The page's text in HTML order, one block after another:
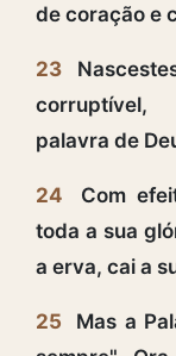
de coração e
23
corruptível,
palavra de
24
Com
toda a sua
a erva, cai a
25
Mas a